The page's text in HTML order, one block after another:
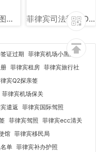
菲律宾移民卡图片样式讲解 菲律宾司法部(DOJ)图文讲解
证过期 菲律宾机场小黑屋
菲律宾租房 菲律宾旅行社
宾Q2探亲签
菲律宾机场保关
遣返
菲律宾国际驾照
菲律宾驾照 菲律宾ecc清关
馆 菲律宾移民局
单 菲律宾补办护照